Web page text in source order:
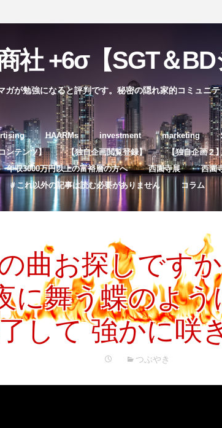
社 +6σ【SGT＆
ガが勉強になると評判です。秘密の隠れ家的コミュニ
コ
ン
テ
ン
ッ
HAARMs investment marketing
ンテンツ】 【独自企画閲覧登録】 【独自企画２
年収3000万円以上の富裕層の方へ 西園寺展 西園
＃これ以外の記事は読む必要がありません コラム
の曲お探しです
に舞う蝶のよう
して 強かに咲
つぶやき